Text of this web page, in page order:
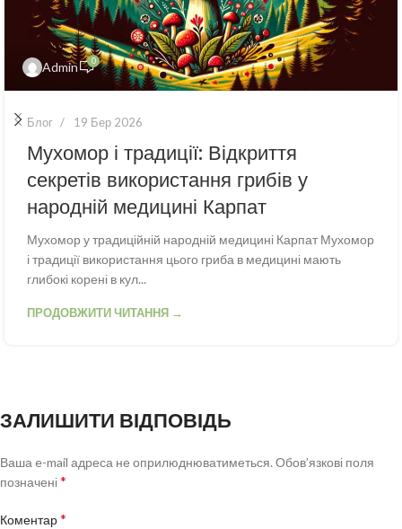
Admin 0
Блог 19 Бер 2026
Мухомор і традиції: Відкриття
секретів використання грибів у
народній медицині Карпат
Мухомор у традиційній народній медицині Карпат Мухомор
і традиції використання цього гриба в медицині мають
глибокі корені в кул...
ПРОДОВЖИТИ ЧИТАННЯ →
ЗАЛИШИТИ ВІДПОВІДЬ
Ваша e-mail адреса не оприлюднюватиметься.Обов’язкові поля
позначені*
Коментар*